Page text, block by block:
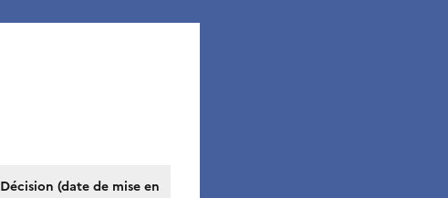
Décision (date de mise en